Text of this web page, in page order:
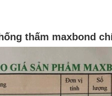
thấm maxbond